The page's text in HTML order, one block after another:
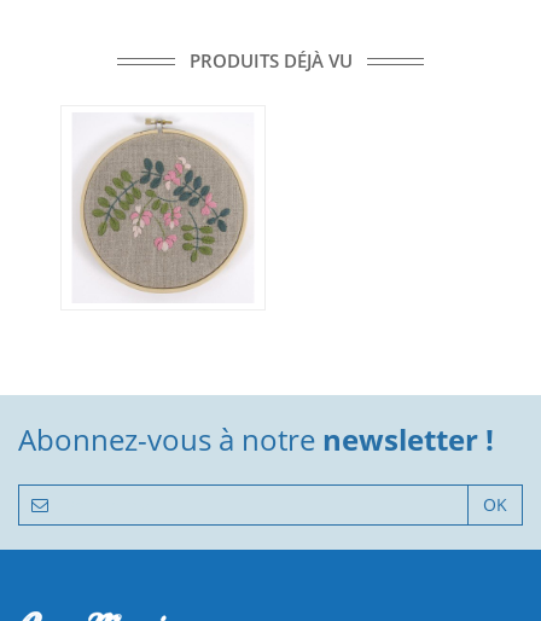
PRODUITS DÉJÀ VU
Abonnez-vous à notre newsletter !
OK